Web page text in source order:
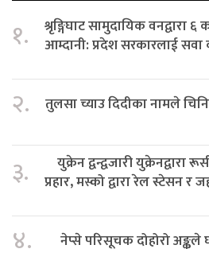
१.
श्रृङ्गिघाट सामुदायिक वनद्वारा
आम्दानी: प्रदेश सरकारलाई सवा
२. तुलसा च्याउ दिदीका नामले
३.
युक्रेन द्वन्द्वजारी युक्रेनद्वारा
प्रहार, मस्को द्वारा रेल स्टेसन
४. नेप्से परिसूचक दोहोरो अङ्कले